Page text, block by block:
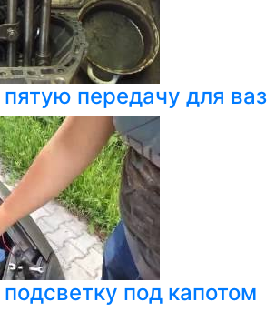
пятую передачу для ваз
под капотом